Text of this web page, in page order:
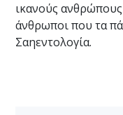
ικανούς ανθρώπους
άνθρωποι που τα
Σαηεντολογία.